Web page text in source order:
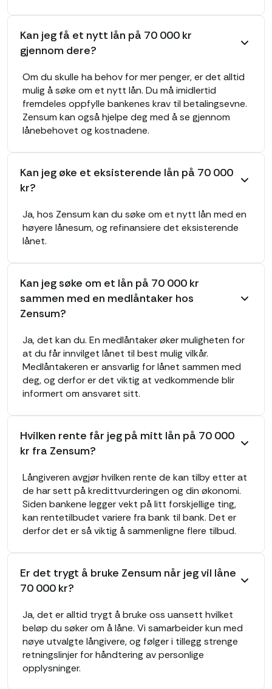
Kan jeg få et nytt lån på 70 000 kr
gjennom dere?
Om du skulle ha behov for mer penger, er det alltid
mulig å søke om et nytt lån. Du må imidlertid
fremdeles oppfylle bankenes krav til betalingsevne.
Zensum kan også hjelpe deg med å se gjennom
lånebehovet og kostnadene.
Kan jeg øke et eksisterende lån på 70 000
kr?
Ja, hos Zensum kan du søke om et nytt lån med en
høyere lånesum, og refinansiere det eksisterende
lånet.
Kan jeg søke om et lån på 70 000 kr
sammen med en medlåntaker hos
Zensum?
Ja, det kan du. En medlåntaker øker muligheten for
at du får innvilget lånet til best mulig vilkår.
Medlåntakeren er ansvarlig for lånet sammen med
deg, og derfor er det viktig at vedkommende blir
informert om ansvaret sitt.
Hvilken rente får jeg på mitt lån på 70 000
kr fra Zensum?
Långiveren avgjør hvilken rente de kan tilby etter at
de har sett på kredittvurderingen og din økonomi.
Siden bankene legger vekt på litt forskjellige ting,
kan rentetilbudet variere fra bank til bank. Det er
derfor det er så viktig å sammenligne flere tilbud.
Er det trygt å bruke Zensum når jeg vil låne
70 000 kr?
Ja, det er alltid trygt å bruke oss uansett hvilket
beløp du søker om å låne. Vi samarbeider kun med
nøye utvalgte långivere, og følger i tillegg strenge
retningslinjer for håndtering av personlige
opplysninger.